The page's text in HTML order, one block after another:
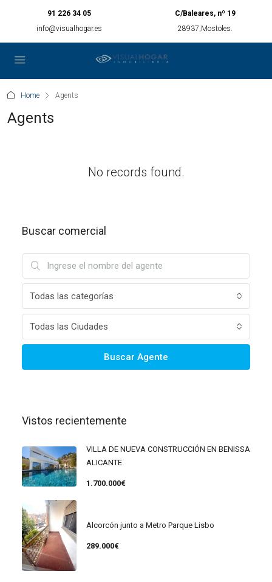
91 226 34 05
info@visualhogar.es
C/Baleares, nº 19
28937,Mostoles.
Home Agents
Agents
No records found.
Buscar comercial
Todas las categorías
Todas las Ciudades
Buscar Agente
Vistos recientemente
VILLA DE NUEVA CONSTRUCCIÓN EN BENISSA
ALICANTE
1.700.000€
Alcorcón junto a Metro Parque Lisbo
289.000€